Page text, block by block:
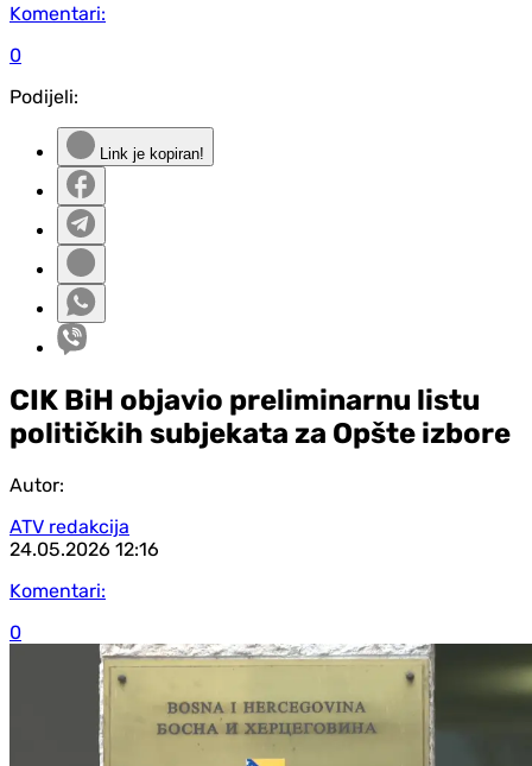
Komentari:
0
Podijeli:
Link je kopiran!
CIK BiH objavio preliminarnu listu
političkih subjekata za Opšte izbore
Autor:
ATV redakcija
24.05.2026 12:16
Komentari:
0